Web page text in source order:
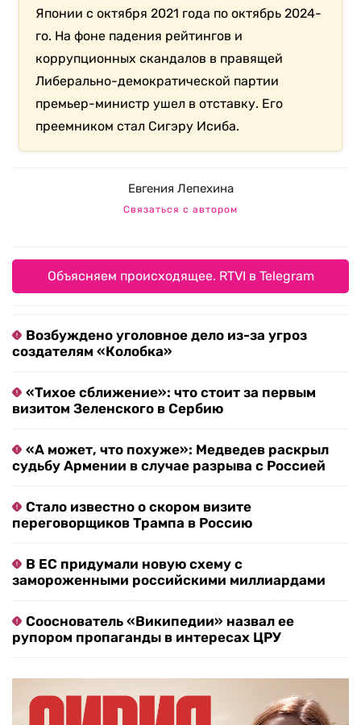
Японии с октября 2021 года по октябрь 2024-
го. На фоне падения рейтингов и
коррупционных скандалов в правящей
Либерально-демократической партии
премьер-министр ушел в отставку. Его
преемником стал Сигэру Исиба.
Евгения Лепехина
Связаться с автором
Объясняем происходящее. RTVI в Telegram
Возбуждено уголовное дело из-за угроз
создателям «Колобка»
«Тихое сближение»: что стоит за первым
визитом Зеленского в Сербию
«А может, что похуже»: Медведев раскрыл
судьбу Армении в случае разрыва с Россией
Стало известно о скором визите
переговорщиков Трампа в Россию
В ЕС придумали новую схему с
замороженными российскими миллиардами
Сооснователь «Википедии» назвал ее
рупором пропаганды в интересах ЦРУ